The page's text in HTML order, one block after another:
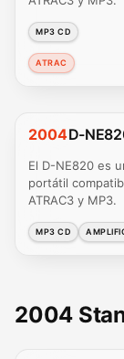
MP3 CD
ATRAC
2004D-
El D-NE820 es
portátil
ATRAC3 y MP3.
MP3 CD
2004